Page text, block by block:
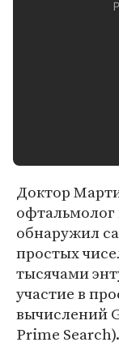
Доктор
обнаружил
простых
тысячами
участие в
вычислений
Prime Search).